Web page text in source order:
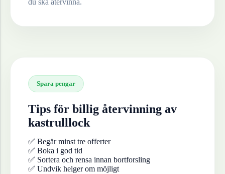
du ska återvinna.
Spara pengar
Tips för billig återvinning av
kastrulllock
✅ Begär minst tre offerter
✅ Boka i god tid
✅ Sortera och rensa innan bortforsling
✅ Undvik helger om möjligt